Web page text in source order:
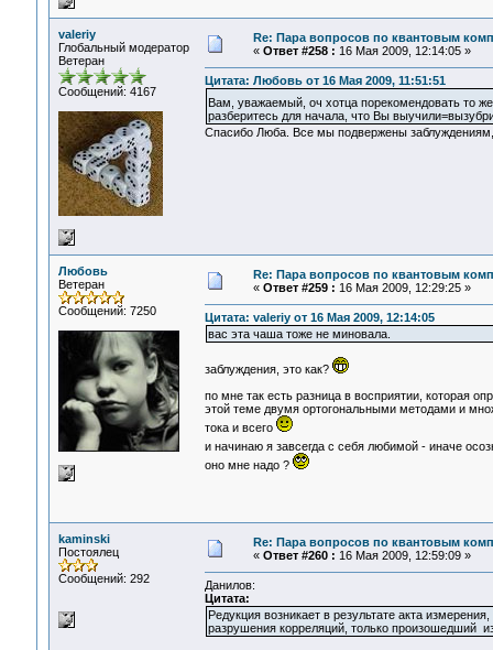
valeriy
Глобальный модератор
Ветеран
Сообщений: 4167
Re: Пара вопросов по квантовым
« Ответ #258 : 16 Мая 2009, 12:14:05 »
Цитата: Любовь от 16 Мая 2009, 11:51:51
Вам, уважаемый, оч хотца порекомендовать то
разберитесь для начала, что Вы
Спасибо Люба. Все мы подвержены
Любовь
Ветеран
Сообщений: 7250
Re: Пара вопросов по квантовым
« Ответ #259 : 16 Мая 2009, 12:29:25 »
Цитата: valeriy от 16 Мая 2009, 12:14:05
вас эта чаша тоже не миновала.
заблуждения, это как?
по мне так есть разница в восприятии, которая
этой теме двумя ортогональными методами и
тока и всего
и начинаю я завсегда с себя любимой - иначе
оно мне надо ?
kaminski
Постоялец
Сообщений: 292
Re: Пара вопросов по квантовым
« Ответ #260 : 16 Мая 2009, 12:59:09 »
Данилов:
Цитата:
Редукция возникает в результате акта
разрушения корреляций, только произошедший